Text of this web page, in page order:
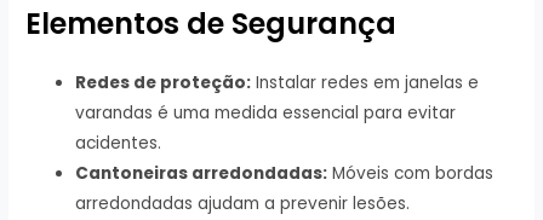
Elementos de Segurança
Redes de proteção: Instalar redes em janelas e
varandas é uma medida essencial para evitar
acidentes.
Cantoneiras arredondadas: Móveis com bordas
arredondadas ajudam a prevenir lesões.